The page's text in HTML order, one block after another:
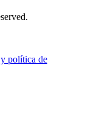
política de